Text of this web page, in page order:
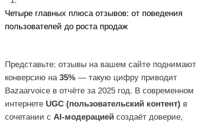
Четыре главных плюса отзывов: от поведения
пользователей до роста продаж
потерять доверие
Как внедрить отзывы на сайт в 2025 году:
пошаговый план
Представьте: отзывы на вашем сайте поднимают
конверсию на 35% — такую цифру приводит
Bazaarvoice в отчёте за 2025 год. В современном
интернете UGC (пользовательский контент) в
сочетании с AI-модерацией создаёт доверие,